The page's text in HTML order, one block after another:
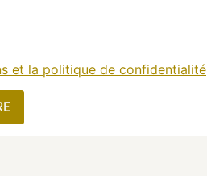
et la politique de confidentialité